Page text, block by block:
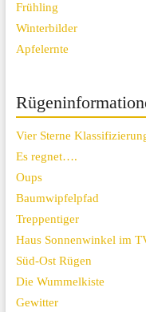
Frühling
Winterbilder
Apfelernte
Vier Sterne
Es regnet….
Oups
Baumwipfelpfad
Treppentiger
Haus Sonnenwinkel im
Süd-Ost Rügen
Die Wummelkiste
Gewitter